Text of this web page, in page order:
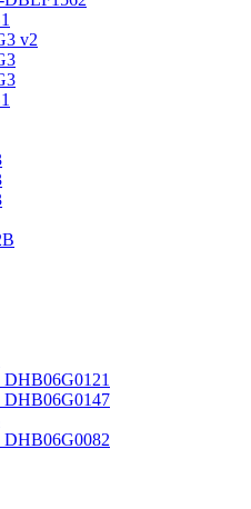
v2
DHB06G0147
DHB06G0082